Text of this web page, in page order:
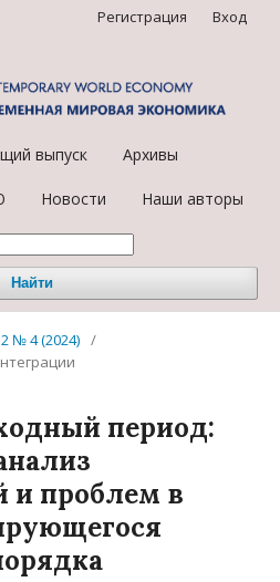
выпуск Архивы
Новости Наши авторы
Найти
Регистрация Вход
№ 4 (2024) /
период:
и проблем в